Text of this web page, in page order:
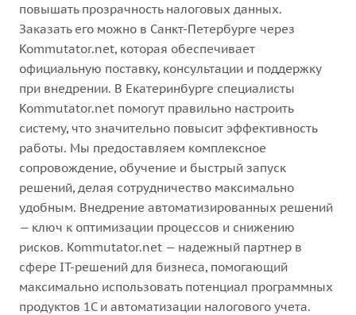
повышать прозрачность налоговых данных.
Заказать его можно в Санкт-Петербурге через
Kommutator.net, которая обеспечивает
официальную поставку, консультации и поддержку
при внедрении. В Екатеринбурге специалисты
Kommutator.net помогут правильно настроить
систему, что значительно повысит эффективность
работы. Мы предоставляем комплексное
сопровождение, обучение и быстрый запуск
решений, делая сотрудничество максимально
удобным. Внедрение автоматизированных решений
— ключ к оптимизации процессов и снижению
рисков. Kommutator.net — надежный партнер в
сфере IT-решений для бизнеса, помогающий
максимально использовать потенциал программных
продуктов 1С и автоматизации налогового учета.